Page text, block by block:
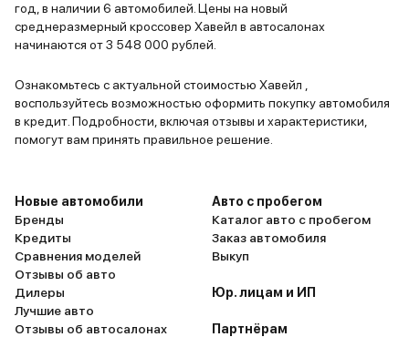
год, в наличии 6 автомобилей. Цены на новый
среднеразмерный кроссовер Хавейл в автосалонах
начинаются от 3 548 000 рублей.
Ознакомьтесь с актуальной стоимостью Хавейл ,
воспользуйтесь возможностью оформить покупку автомобиля
в кредит. Подробности, включая отзывы и характеристики,
помогут вам принять правильное решение.
Новые автомобили
Бренды
Кредиты
Сравнения моделей
Отзывы об авто
Дилеры
Лучшие авто
Отзывы об автосалонах
Авто с пробегом
Каталог авто с пробегом
Заказ автомобиля
Выкуп
Юр. лицам и ИП
Партнёрам